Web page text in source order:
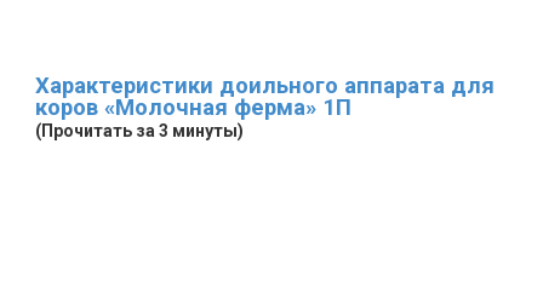
Характеристики доильного аппарата для
коров «Молочная ферма» 1П
(Прочитать за 3 минуты)